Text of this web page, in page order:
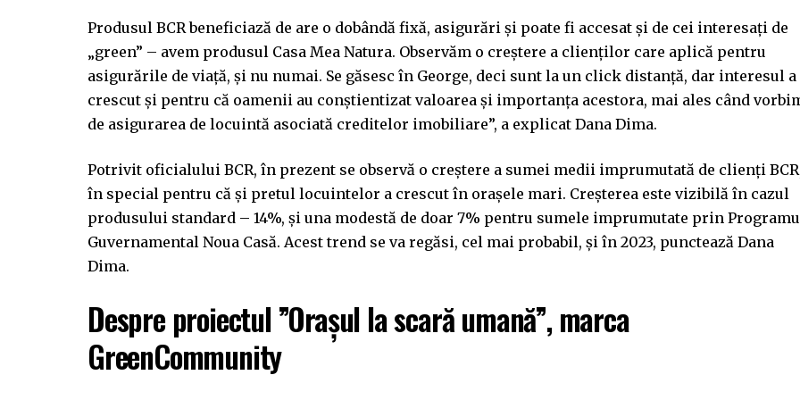
Produsul BCR beneficiază de are o dobândă fixă, asigurări și poate fi accesat și de cei interesați de
„green” – avem produsul Casa Mea Natura. Observăm o creștere a clienților care aplică pentru
asigurările de viață, și nu numai. Se găsesc în George, deci sunt la un click distanță, dar interesul a
crescut și pentru că oamenii au conștientizat valoarea și importanța acestora, mai ales când
de asigurarea de locuintă asociată creditelor imobiliare”, a explicat Dana Dima.
Potrivit oficialului BCR, în prezent se observă o creștere a sumei medii imprumutată de clienți
în special pentru că și pretul locuintelor a crescut în orașele mari. Creșterea este vizibilă în cazul
produsului standard – 14%, și una modestă de doar 7% pentru sumele imprumutate prin
Guvernamental Noua Casă. Acest trend se va regăsi, cel mai probabil, și în 2023, punctează Dana
Dima.
Despre proiectul ”Orașul la scară umană”, marca
GreenCommunity